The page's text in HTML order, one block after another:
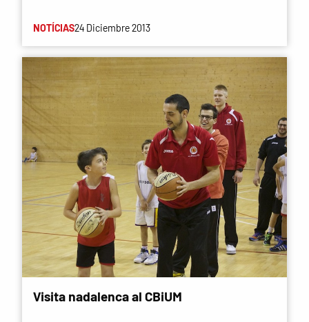
NOTÍCIAS24 Diciembre 2013
Visita nadalenca al CBiUM